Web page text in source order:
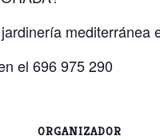
el 696 975 290
ORGANIZADOR